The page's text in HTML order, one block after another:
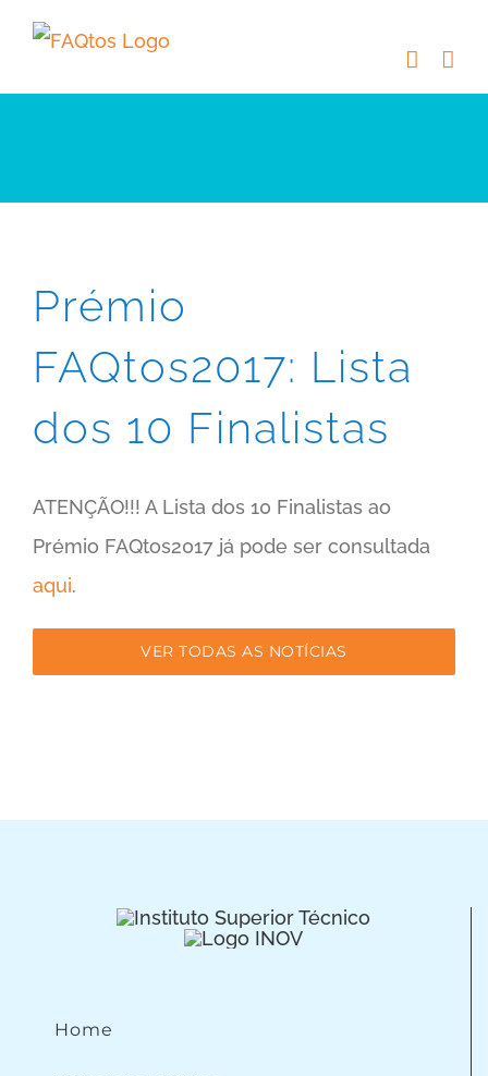
Skip
content
Prémio
FAQtos2017: Lista
dos 10 Finalistas
ATENÇÃO!!! A Lista dos 10 Finalistas ao
Prémio FAQtos2017 já pode ser consultada
aqui.
VER TODAS AS NOTÍCIAS
Home